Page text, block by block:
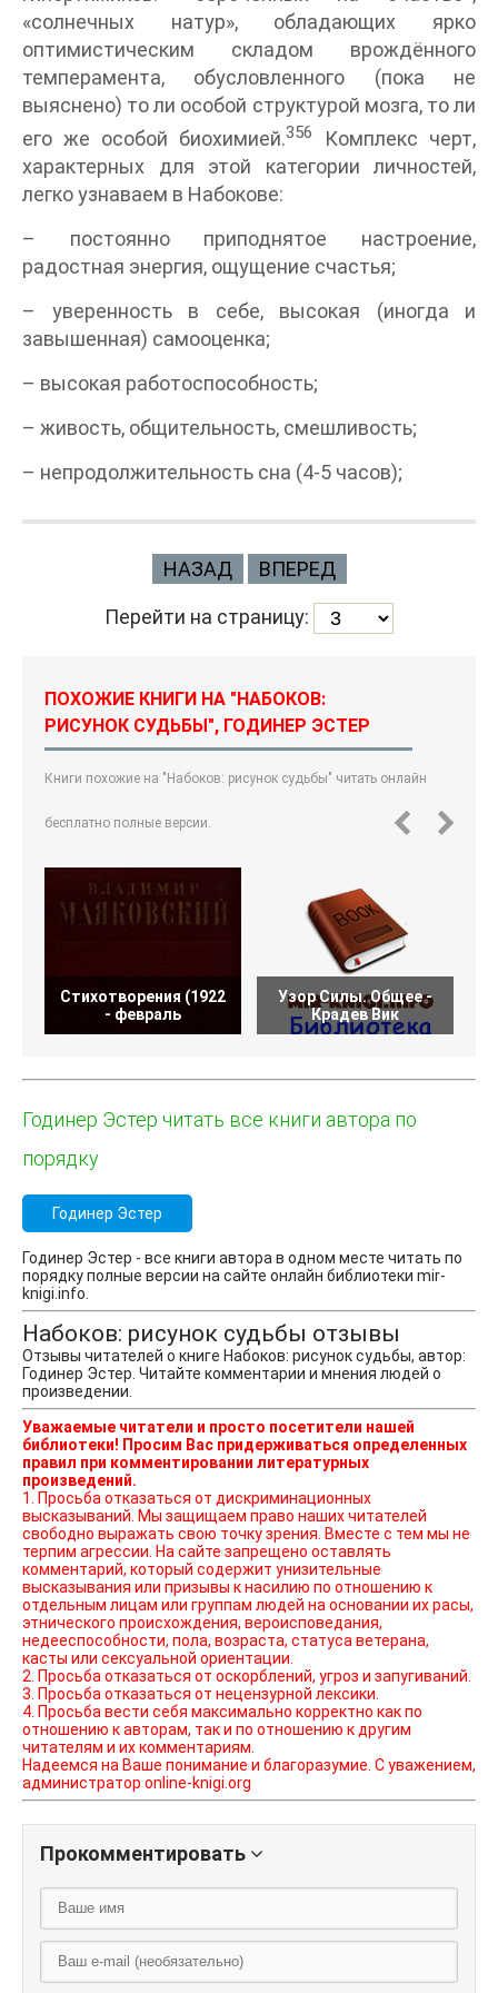
«солнечных натур», обладающих ярко
оптимистическим складом врождённого
темперамента, обусловленного (пока не
выяснено) то ли особой структурой мозга, то ли
его же особой биохимией.356
Комплекс черт,
характерных для этой категории личностей,
легко узнаваем в Набокове:
– постоянно приподнятое настроение,
радостная энергия, ощущение счастья;
– уверенность в себе, высокая (иногда и
завышенная) самооценка;
– высокая работоспособность;
– живость, общительность, смешливость;
– непродолжительность сна (4-5 часов);
НАЗАД ВПЕРЕД
Перейти на страницу:
ПОХОЖИЕ КНИГИ НА "НАБОКОВ:
РИСУНОК СУДЬБЫ", ГОДИНЕР ЭСТЕР
Книги похожие на "Набоков: рисунок судьбы" читать онлайн
бесплатно полные версии.
Стихотворения (1922
- февраль
Узор Силы. Общее -
Крадев Вик
Годинер Эстер читать все книги автора по
порядку
Годинер Эстер
Годинер Эстер - все книги автора в одном месте читать по
порядку полные версии на сайте онлайн библиотеки mir-
knigi.info.
Набоков: рисунок судьбы отзывы
Отзывы читателей о книге Набоков: рисунок судьбы, автор:
Годинер Эстер. Читайте комментарии и мнения людей о
произведении.
Уважаемые читатели и просто посетители нашей
библиотеки! Просим Вас придерживаться определенных
правил при комментировании литературных
произведений.
1. Просьба отказаться от дискриминационных
высказываний. Мы защищаем право наших читателей
свободно выражать свою точку зрения. Вместе с тем мы не
терпим агрессии. На сайте запрещено оставлять
комментарий, который содержит унизительные
высказывания или призывы к насилию по отношению к
отдельным лицам или группам людей на основании их расы,
этнического происхождения, вероисповедания,
недееспособности, пола, возраста, статуса ветерана,
касты или сексуальной ориентации.
2. Просьба отказаться от оскорблений, угроз и запугиваний.
3. Просьба отказаться от нецензурной лексики.
4. Просьба вести себя максимально корректно как по
отношению к авторам, так и по отношению к другим
читателям и их комментариям.
Надеемся на Ваше понимание и благоразумие. С уважением,
администратор online-knigi.org
Прокомментировать